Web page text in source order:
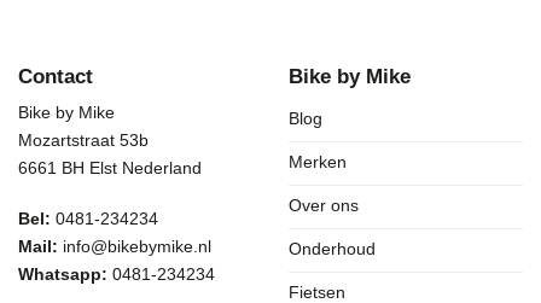
Contact
Bike by Mike
Mozartstraat 53b
6661 BH Elst Nederland
Bel: 0481-234234
Mail: info@bikebymike.nl
Whatsapp: 0481-234234
Bike by Mike
Blog
Merken
Over ons
Onderhoud
Fietsen